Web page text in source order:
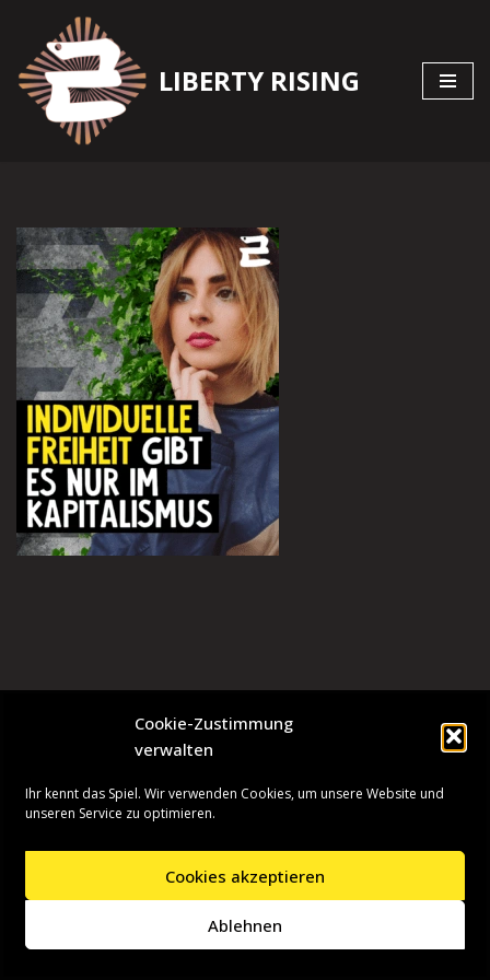
Cookie-Zustimmung
verwalten
Ihr kennt das Spiel. Wir verwenden Cookies, um unsere Website und
unseren Service zu optimieren.
Cookies akzeptieren
Ablehnen
Zum
Inhalt
springen
LIBERTY RISING
| Präsentiert vonWordPress
Presseinformationen